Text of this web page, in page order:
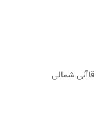
شمالی